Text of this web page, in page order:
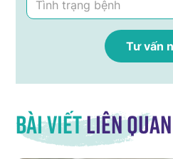
Bài viếtliên quan